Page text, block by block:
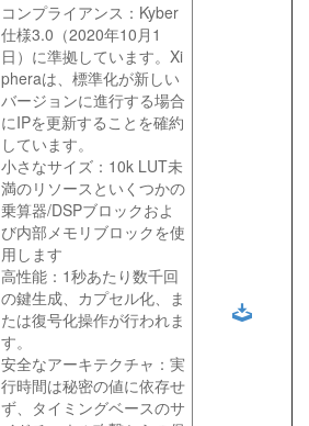
コンプライアンス：Kyber
仕様3.0（2020年10月1
日）に準拠しています。Xi
pheraは、標準化が新しい
バージョンに進行する場合
にIPを更新することを確約
しています。
小さなサイズ：10k LUT未
満のリソースといくつかの
乗算器/DSPブロックおよ
び内部メモリブロックを使
用します
高性能：1秒あたり数千回
の鍵生成、カプセル化、ま
たは復号化操作が行われま
す。
安全なアーキテクチャ：実
行時間は秘密の値に依存せ
ず、タイミングベースのサ